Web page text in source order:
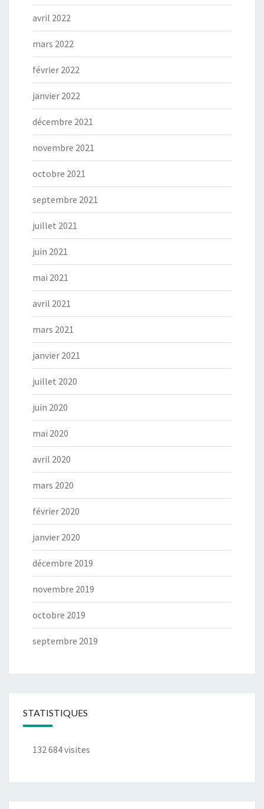
avril 2022
mars 2022
février 2022
janvier 2022
décembre 2021
novembre 2021
octobre 2021
septembre 2021
juillet 2021
juin 2021
mai 2021
avril 2021
mars 2021
janvier 2021
juillet 2020
juin 2020
mai 2020
avril 2020
mars 2020
février 2020
janvier 2020
décembre 2019
novembre 2019
octobre 2019
septembre 2019
STATISTIQUES
132 684 visites